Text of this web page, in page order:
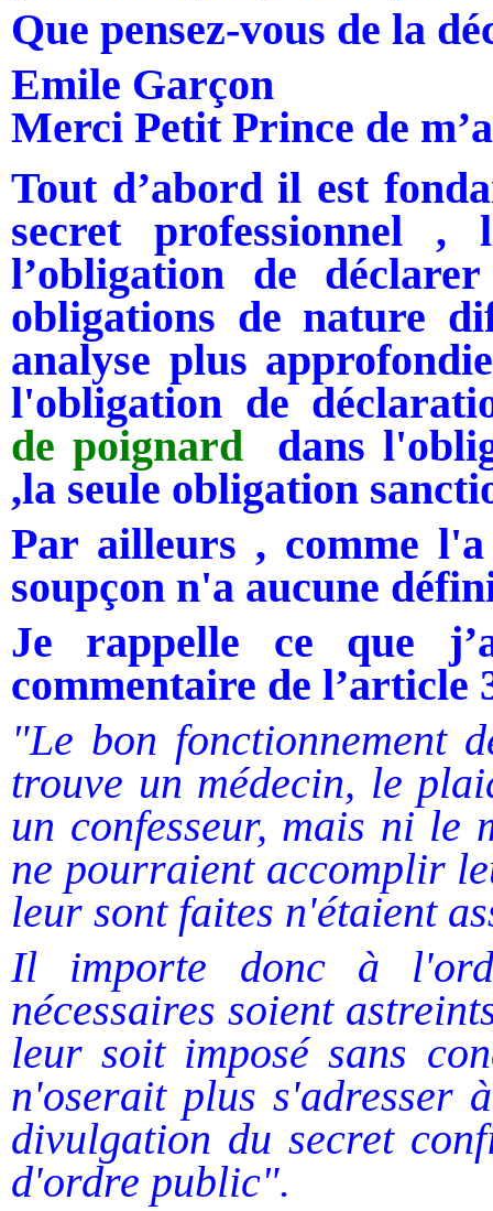
Que pensez-vous de la
Emile Garçon
Merci Petit Prince de
Tout d’abord il est
secret professionnel
l’obligation de
obligations de nature
analyse plus
l'obligation de
de poignarddans
,la seule obligation
Par ailleurs , comme
soupçon n'a aucune
Je rappelle ce que
commentaire de l’article
"Le bon fonctionnement
trouve un médecin, le
un confesseur, mais ni
ne pourraient accomplir
leur sont faites n'étaient
Il importe donc à
nécessaires soient
leur soit imposé sans
n'oserait plus s'adresser
divulgation du secret
d'ordre public".